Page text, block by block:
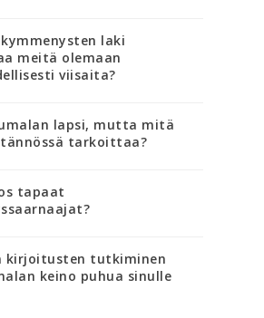
laki
meitä olemaan
viisaita?
lapsi, mutta mitä
tarkoittaa?
tapaat
kirjoitusten tutkiminen
keino puhua sinulle